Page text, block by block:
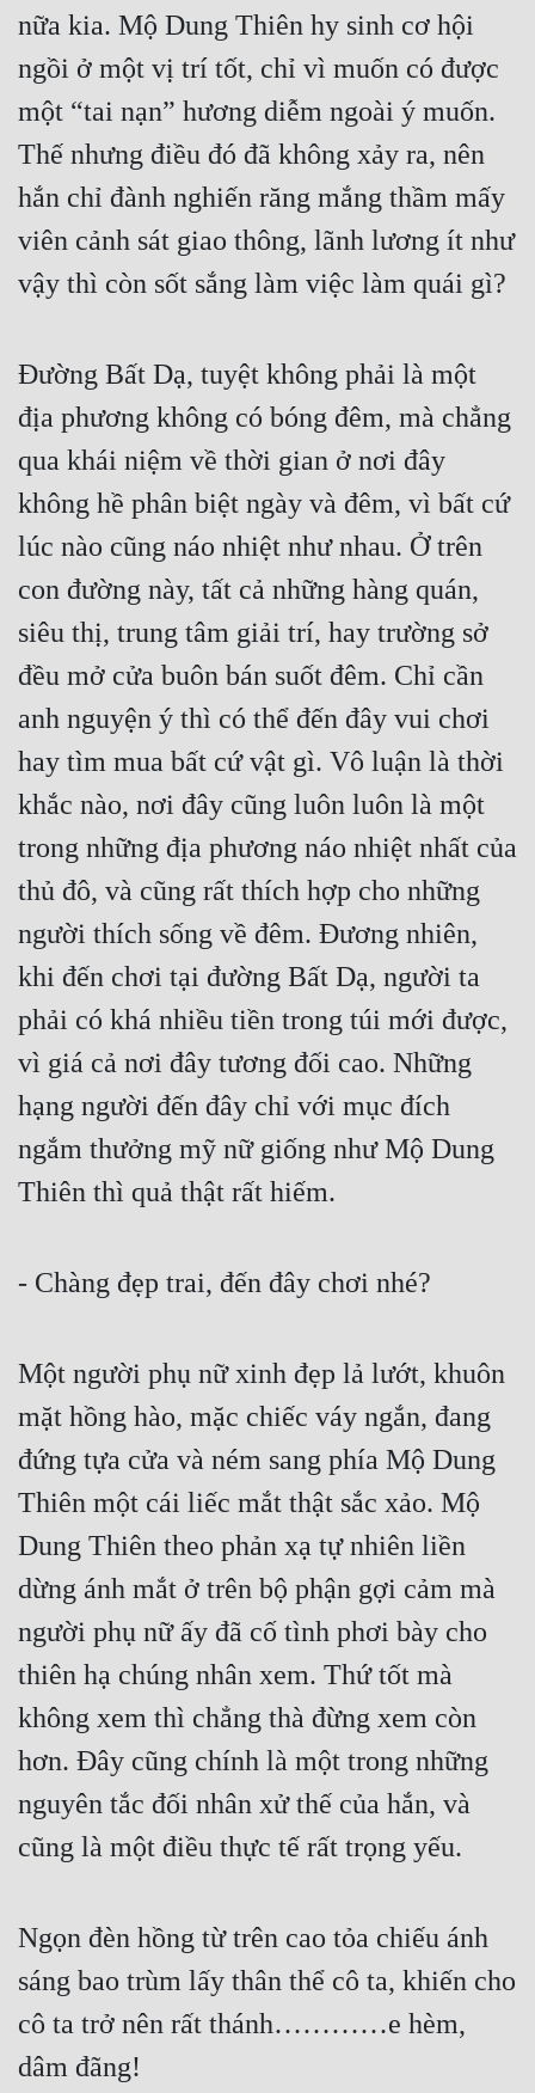
nữa kia. Mộ Dung Thiên hy sinh cơ hội
ngồi ở một vị trí tốt, chỉ vì muốn có được
một “tai nạn” hương diễm ngoài ý muốn.
Thế nhưng điều đó đã không xảy ra, nên
hắn chỉ đành nghiến răng mắng thầm mấy
viên cảnh sát giao thông, lãnh lương ít như
vậy thì còn sốt sắng làm việc làm quái gì?
Đường Bất Dạ, tuyệt không phải là một
địa phương không có bóng đêm, mà chẳng
qua khái niệm về thời gian ở nơi đây
không hề phân biệt ngày và đêm, vì bất cứ
lúc nào cũng náo nhiệt như nhau. Ở trên
con đường này, tất cả những hàng quán,
siêu thị, trung tâm giải trí, hay trường sở
đều mở cửa buôn bán suốt đêm. Chỉ cần
anh nguyện ý thì có thể đến đây vui chơi
hay tìm mua bất cứ vật gì. Vô luận là thời
khắc nào, nơi đây cũng luôn luôn là một
trong những địa phương náo nhiệt nhất của
thủ đô, và cũng rất thích hợp cho những
người thích sống về đêm. Đương nhiên,
khi đến chơi tại đường Bất Dạ, người ta
phải có khá nhiều tiền trong túi mới được,
vì giá cả nơi đây tương đối cao. Những
hạng người đến đây chỉ với mục đích
ngắm thưởng mỹ nữ giống như Mộ Dung
Thiên thì quả thật rất hiếm.
- Chàng đẹp trai, đến đây chơi nhé?
Một người phụ nữ xinh đẹp lả lướt, khuôn
mặt hồng hào, mặc chiếc váy ngắn, đang
đứng tựa cửa và ném sang phía Mộ Dung
Thiên một cái liếc mắt thật sắc xảo. Mộ
Dung Thiên theo phản xạ tự nhiên liền
dừng ánh mắt ở trên bộ phận gợi cảm mà
người phụ nữ ấy đã cố tình phơi bày cho
thiên hạ chúng nhân xem. Thứ tốt mà
không xem thì chẳng thà đừng xem còn
hơn. Đây cũng chính là một trong những
nguyên tắc đối nhân xử thế của hắn, và
cũng là một điều thực tế rất trọng yếu.
Ngọn đèn hồng từ trên cao tỏa chiếu ánh
sáng bao trùm lấy thân thể cô ta, khiến cho
cô ta trở nên rất thánh…………e hèm,
dâm đãng!